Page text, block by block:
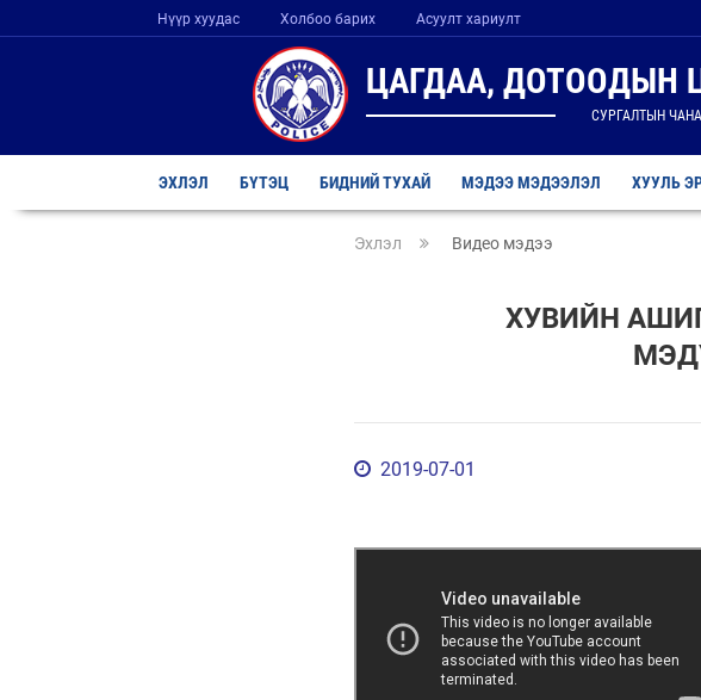
Нүүр хуудас Холбоо барих Асуулт хариулт
ЦАГДАА, ДОТООДЫН
СУРГАЛТЫН
ЭХЛЭЛ БҮТЭЦ БИДНИЙ ТУХАЙ МЭДЭЭ МЭДЭЭЛЭЛ ХУУЛЬ
Эхлэл Видео мэдээ
ХУВИЙН
2019-07-01